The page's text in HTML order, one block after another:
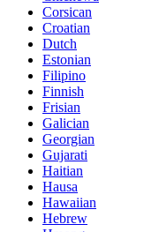
Corsican
Croatian
Dutch
Estonian
Filipino
Finnish
Frisian
Galician
Georgian
Gujarati
Haitian
Hausa
Hawaiian
Hebrew